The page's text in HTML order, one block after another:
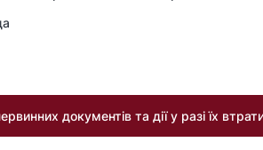
документів та дії у разі їх